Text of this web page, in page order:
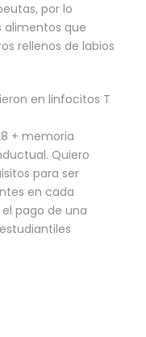
por lo
alimentos que
rellenos de labios
en linfocitos T
+ memoria
Quiero
para ser
en cada
pago de una